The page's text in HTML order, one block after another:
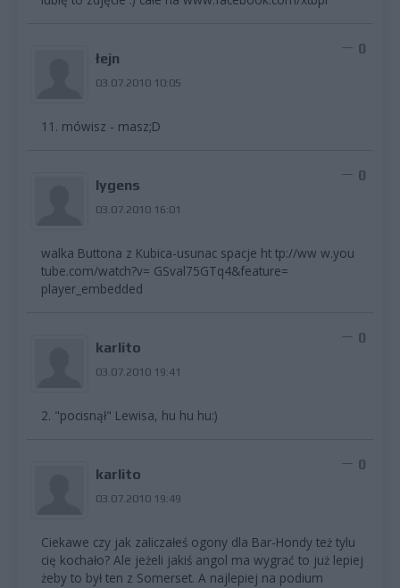
łejn
03.07.2010 10:05
0
11. mówisz - masz;D
lygens
03.07.2010 16:01
0
walka Buttona z Kubica-usunac spacje ht tp://ww w.you
tube.com/watch?v= GSval75GTq4&feature=
player_embedded
karlito
03.07.2010 19:41
0
2. "pocisnął" Lewisa, hu hu hu:)
karlito
03.07.2010 19:49
0
Ciekawe czy jak zaliczałeś ogony dla Bar-Hondy też tylu
cię kochało? Ale jeżeli jakiś angol ma wygrać to już lepiej
żeby to był ten z Somerset. A najlepiej na podium